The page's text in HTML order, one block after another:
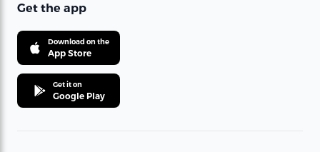
Get the app
Download on the
App Store
Get it on
Google Play